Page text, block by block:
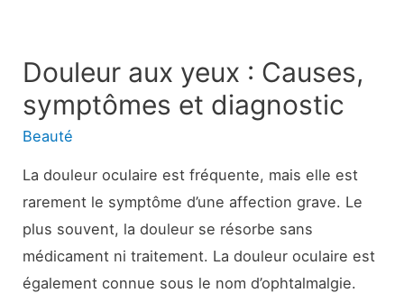
Douleur aux yeux : Causes,
symptômes et diagnostic
Beauté
La douleur oculaire est fréquente, mais elle est
rarement le symptôme d’une affection grave. Le
plus souvent, la douleur se résorbe sans
médicament ni traitement. La douleur oculaire est
également connue sous le nom d’ophtalmalgie.